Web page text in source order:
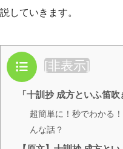
説していきます。
目次 [非表示]
「十訓抄 成方といふ笛
超簡単に！秒でわかる
んな話？